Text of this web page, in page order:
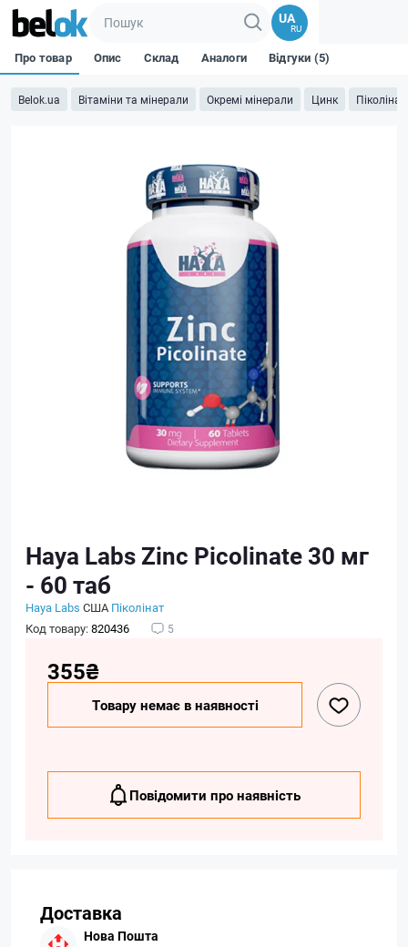
UA
RU
Belok.ua Вітаміни та мінерали Окремі мінерали Цинк Піколінат
Про товар Опис Склад Аналоги Відгуки (5)
Haya Labs Zinc Picolinate 30 мг
- 60 таб
Haya Labs США Піколінат
Код товару:820436 5
355₴
Товару немає в наявності
Повідомити про наявність
Доставка
Нова Пошта